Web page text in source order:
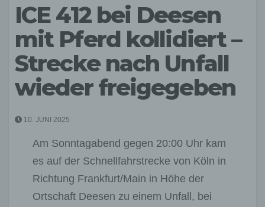
ICE 412 bei Deesen
mit Pferd kollidiert –
Strecke nach Unfall
wieder freigegeben
10. JUNI 2025
Am Sonntagabend gegen 20:00 Uhr kam
es auf der Schnellfahrstrecke von Köln in
Richtung Frankfurt/Main in Höhe der
Ortschaft Deesen zu einem Unfall, bei